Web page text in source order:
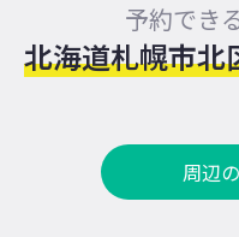
予約でき
北海道札幌市北
周辺